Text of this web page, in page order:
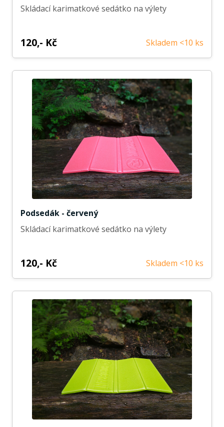
Skládací karimatkové sedátko na výlety
120,- Kč Skladem <10 ks
Podsedák - červený
Skládací karimatkové sedátko na výlety
120,- Kč Skladem <10 ks